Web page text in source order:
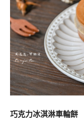
巧克力冰淇淋車輪餅